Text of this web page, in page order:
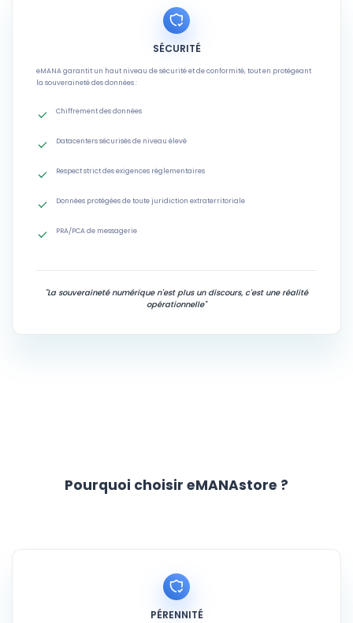
SÉCURITÉ
eMANA garantit un haut niveau de sécurité et de conformité, tout en protégeant
la souveraineté des données :
Chiffrement des données
Datacenters sécurisés de niveau élevé
Respect strict des exigences réglementaires
Données protégées de toute juridiction extraterritoriale
PRA/PCA de messagerie
"La souveraineté numérique n'est plus un discours, c'est une réalité
opérationnelle"
Pourquoi choisir eMANAstore ?
PÉRENNITÉ